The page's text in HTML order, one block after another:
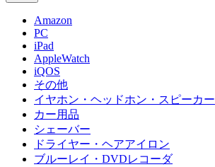
Amazon
PC
iPad
AppleWatch
iQOS
その他
イヤホン・ヘッドホン・スピーカー
カー用品
シェーバー
ドライヤー・ヘアアイロン
ブルーレイ・DVDレコーダ